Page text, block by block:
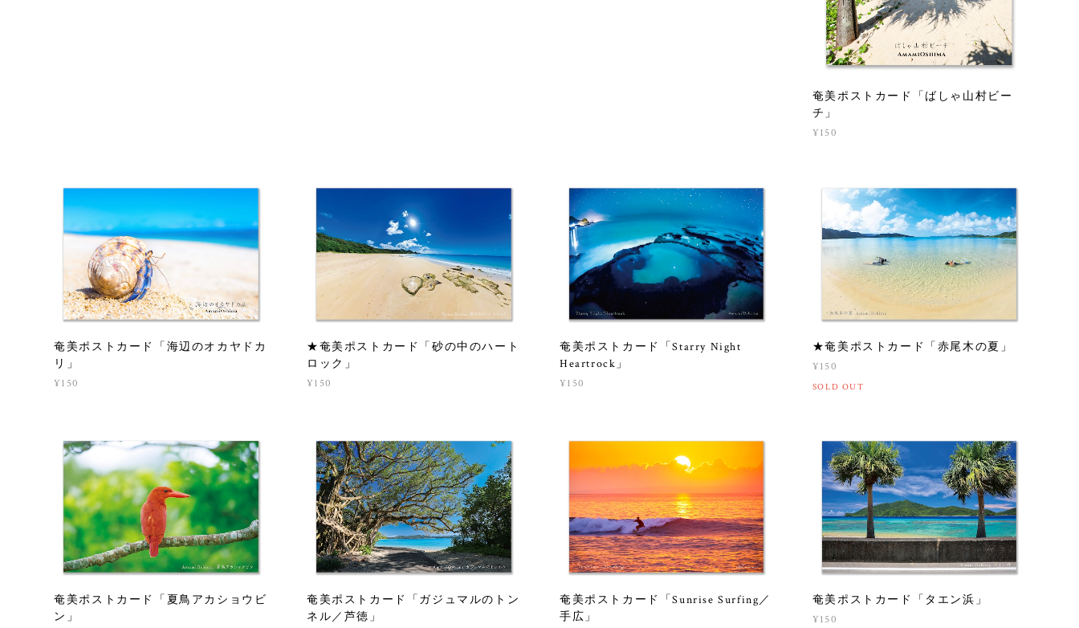
奄美ポストカード「ばしゃ山村ビー
チ」
¥150
奄美ポストカード「海辺のオカヤドカ
リ」
¥150
★奄美ポストカード「砂の中のハート
ロック」
¥150
奄美ポストカード「Starry Night
Heartrock」
¥150
★奄美ポストカード「赤尾木の夏」
¥150
SOLD OUT
奄美ポストカード「夏鳥アカショウビ
ン」
奄美ポストカード「ガジュマルのトン
ネル／芦徳」
奄美ポストカード「Sunrise Surfing／
手広」
奄美ポストカード「タエン浜」
¥150